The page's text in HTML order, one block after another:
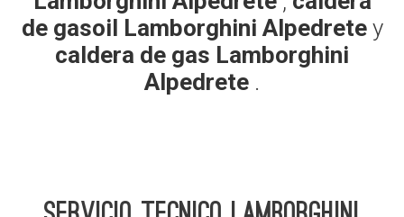
de gasoil Lamborghini Alpedrete y
caldera de gas Lamborghini
Alpedrete .